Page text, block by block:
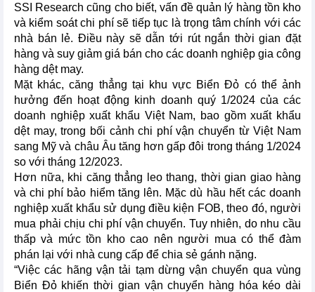
SSI Research cũng cho biết, vấn đề quản lý hàng tồn kho
và kiểm soát chi phí sẽ tiếp tục là trọng tâm chính với các
nhà bán lẻ. Điều này sẽ dẫn tới rút ngắn thời gian đặt
hàng và suy giảm giá bán cho các doanh nghiệp gia công
hàng dệt may.
Mặt khác, căng thẳng tại khu vực Biển Đỏ có thể ảnh
hưởng đến hoạt động kinh doanh quý 1/2024 của các
doanh nghiệp xuất khẩu Việt Nam, bao gồm xuất khẩu
dệt may, trong bối cảnh chi phí vận chuyển từ Việt Nam
sang Mỹ và châu Âu tăng hơn gấp đôi trong tháng 1/2024
so với tháng 12/2023.
Hơn nữa, khi căng thẳng leo thang, thời gian giao hàng
và chi phí bảo hiểm tăng lên. Mặc dù hầu hết các doanh
nghiệp xuất khẩu sử dụng điều kiện FOB, theo đó, người
mua phải chịu chi phí vận chuyển. Tuy nhiên, do nhu cầu
thấp và mức tồn kho cao nên người mua có thể đàm
phán lại với nhà cung cấp để chia sẻ gánh nặng.
“Việc các hãng vận tải tạm dừng vận chuyển qua vùng
Biển Đỏ khiến thời gian vận chuyển hàng hóa kéo dài